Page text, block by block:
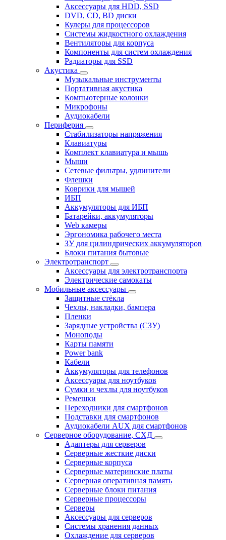
Аксессуары для HDD, SSD
DVD, CD, BD диски
Кулеры для процессоров
Системы жидкостного охлаждения
Вентиляторы для корпуса
Компоненты для систем охлаждения
Радиаторы для SSD
Акустика
Музыкальные инструменты
Портативная акустика
Компьютерные колонки
Микрофоны
Аудиокабели
Периферия
Стабилизаторы напряжения
Клавиатуры
Комплект клавиатура и мышь
Мыши
Сетевые фильтры, удлинители
Флешки
Коврики для мышей
ИБП
Аккумуляторы для ИБП
Батарейки, аккумуляторы
Web камеры
Эргономика рабочего места
ЗУ для цилиндрических аккумуляторов
Блоки питания бытовые
Электротранспорт
Аксессуары для электротранспорта
Электрические самокаты
Мобильные аксессуары
Защитные стёкла
Чехлы, накладки, бампера
Пленки
Зарядные устройства (СЗУ)
Моноподы
Карты памяти
Power bank
Кабели
Аккумуляторы для телефонов
Аксессуары для ноутбуков
Сумки и чехлы для ноутбуков
Ремешки
Переходники для смартфонов
Подставки для смартфонов
Аудиокабели AUX для смартфонов
Серверное оборудование, СХД
Адаптеры для серверов
Серверные жесткие диски
Серверные корпуса
Серверные материнские платы
Серверная оперативная память
Серверные блоки питания
Серверные процессоры
Серверы
Аксессуары для серверов
Системы хранения данных
Охлаждение для серверов